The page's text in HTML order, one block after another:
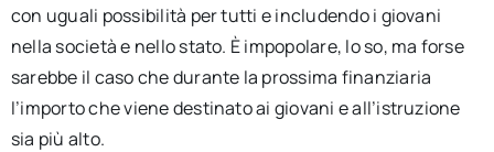
con uguali possibilità per tutti e includendo i giovani
nella società e nello stato. È impopolare, lo so, ma forse
sarebbe il caso che durante la prossima finanziaria
l’importo che viene destinato ai giovani e all’istruzione
sia più alto.